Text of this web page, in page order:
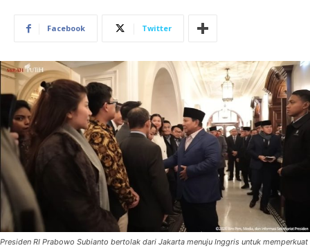
Facebook Twitter
Presiden RI Prabowo Subianto bertolak dari Jakarta menuju Inggris untuk memperkuat